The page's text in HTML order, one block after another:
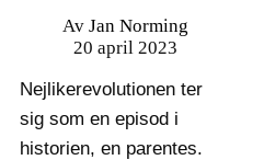
Av Jan Norming
20 april 2023
Nejlikerevolutionen ter
sig som en episod i
historien, en parentes.